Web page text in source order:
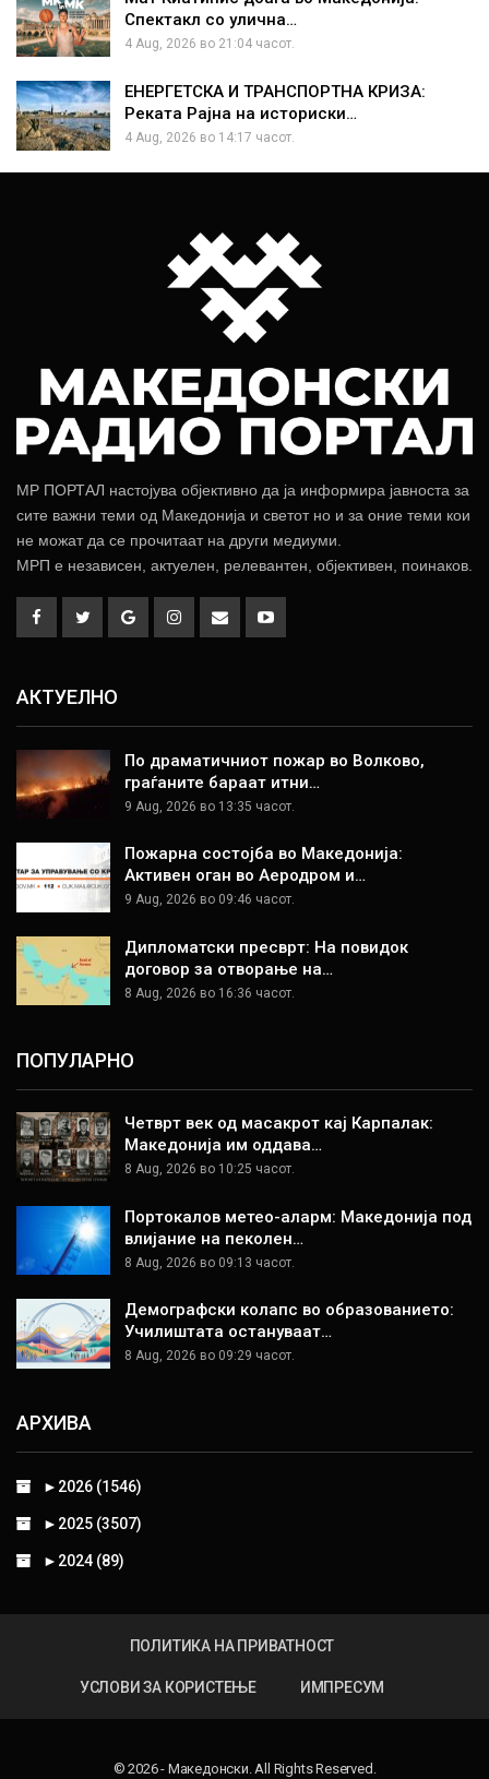
Спектакл со улична…
4 Aug, 2026 во 21:04 часот.
ЕНЕРГЕТСКА И ТРАНСПОРТНА КРИЗА:
Реката Рајна на историски…
4 Aug, 2026 во 14:17 часот.
МР ПОРТАЛ настојува објективно да ја информира јавноста за
сите важни теми од Македонија и светот но и за оние теми кои
не можат да се прочитаат на други медиуми.
МРП е независен, актуелен, релевантен, објективен, поинаков.
АКТУЕЛНО
По драматичниот пожар во Волково,
граѓаните бараат итни…
9 Aug, 2026 во 13:35 часот.
Пожарна состојба во Македонија:
Активен оган во Аеродром и…
9 Aug, 2026 во 09:46 часот.
Дипломатски пресврт: На повидок
договор за отворање на…
8 Aug, 2026 во 16:36 часот.
ПОПУЛАРНО
Четврт век од масакрот кај Карпалак:
Македонија им оддава…
8 Aug, 2026 во 10:25 часот.
Портокалов метео-аларм: Македонија под
влијание на пеколен…
8 Aug, 2026 во 09:13 часот.
Демографски колапс во образованието:
Училиштата остануваат…
8 Aug, 2026 во 09:29 часот.
АРХИВА
► 2026 (1546)
► 2025 (3507)
► 2024 (89)
ПОЛИТИКА НА ПРИВАТНОСТ
УСЛОВИ ЗА КОРИСТЕЊЕ ИМПРЕСУМ
© 2026 - Македонски. All Rights Reserved.